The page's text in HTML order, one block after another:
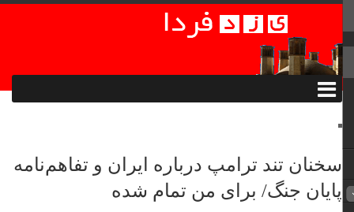
سخنان تند ترامپ درباره ایران و تفاهم‌نامه
پایان جنگ/ برای من تمام شده